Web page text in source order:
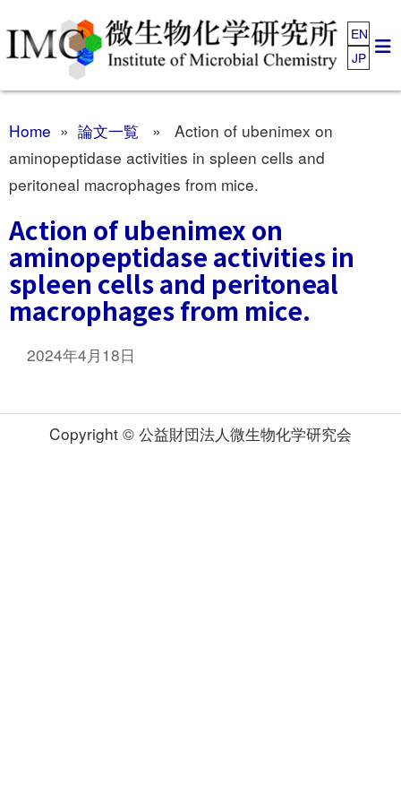
EN
JP
Home » 論文一覧 » Action of ubenimex on
aminopeptidase activities in spleen cells and
peritoneal macrophages from mice.
Action of ubenimex on
aminopeptidase activities in
spleen cells and peritoneal
macrophages from mice.
2024年4月18日
Copyright © 公益財団法人微生物化学研究会